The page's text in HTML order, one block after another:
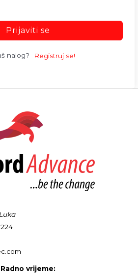
Prijaviti se
nalog? Registruj se!
Radno vrijeme: